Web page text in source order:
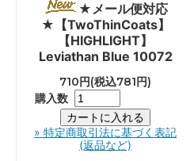
★メール便対応
★【TwoThinCoats】
【HIGHLIGHT】
Leviathan Blue 10072
710円(税込781円)
購入数
» 特定商取引法に基づく表記
(返品など)